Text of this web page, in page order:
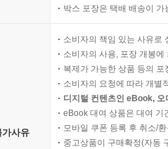
박스 포장은 택배 배송이
가사유
소비자의 책임 있는 사유로
소비자의 사용, 포장 개봉
복제가 가능한 상품 등의
소비자의 요청에 따라 개별
디지털 컨텐츠인 eBook,
eBook 대여 상품은 대여 기
모바일 쿠폰 등록 후 취소/
중고상품이 구매확정(자동